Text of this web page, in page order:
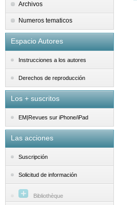
Archivos
Numeros tematicos
Espacio Autores
Instrucciones a los autores
Derechos de reproducción
Los + suscritos
EM|Revues sur iPhone/iPad
Las acciones
Suscripción
Solicitud de información
Bibliothèque